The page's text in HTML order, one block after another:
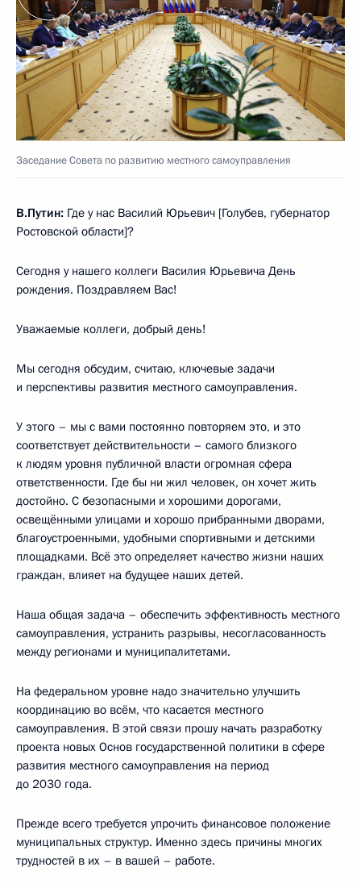
Заседание Совета по развитию местного самоуправления
В.Путин: Где у нас Василий Юрьевич [Голубев, губернатор
Ростовской области]?
Сегодня у нашего коллеги Василия Юрьевича День
рождения. Поздравляем Вас!
Уважаемые коллеги, добрый день!
Мы сегодня обсудим, считаю, ключевые задачи
и перспективы развития местного самоуправления.
У этого – мы с вами постоянно повторяем это, и это
соответствует действительности – самого близкого
к людям уровня публичной власти огромная сфера
ответственности. Где бы ни жил человек, он хочет жить
достойно. С безопасными и хорошими дорогами,
освещёнными улицами и хорошо прибранными дворами,
благоустроенными, удобными спортивными и детскими
площадками. Всё это определяет качество жизни наших
граждан, влияет на будущее наших детей.
Наша общая задача – обеспечить эффективность местного
самоуправления, устранить разрывы, несогласованность
между регионами и муниципалитетами.
На федеральном уровне надо значительно улучшить
координацию во всём, что касается местного
самоуправления. В этой связи прошу начать разработку
проекта новых Основ государственной политики в сфере
развития местного самоуправления на период
до 2030 года.
Прежде всего требуется упрочить финансовое положение
муниципальных структур. Именно здесь причины многих
трудностей в их – в вашей – работе.